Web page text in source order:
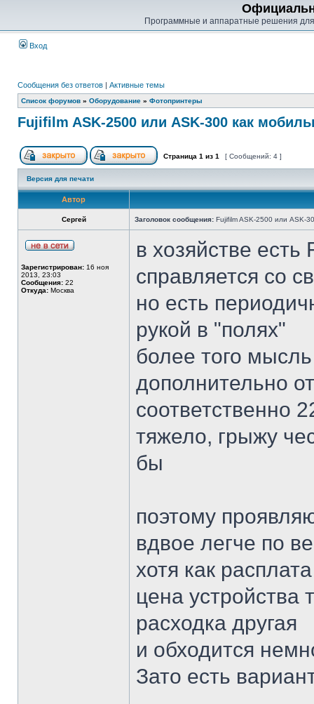
Программные и аппаратные решения
Вход
Сообщения без ответов | Активные темы
Список форумов » Оборудование » Фотопринтеры
Fujifilm ASK-2500 или ASK-300 как
Страница 1 из 1 [ Сообщений: 4 ]
Версия для печати
Автор
Сергей Заголовок сообщения: Fujifilm ASK-2500 или ASK-
Зарегистрирован: 16 ноя
2013, 23:03
Сообщения: 22
Откуда: Москва
в хозяйстве
справляется со
но есть
рукой в "полях"
более того
дополнительно
соответственно
тяжело, грыжу
бы
поэтому
вдвое легче по
хотя как
цена устройства
расходка другая
и обходится
Зато есть